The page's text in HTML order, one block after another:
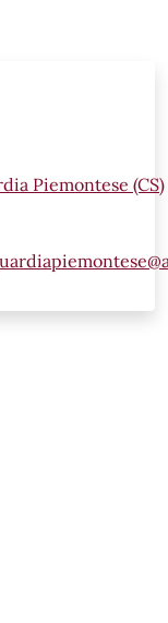
Piemontese (CS)